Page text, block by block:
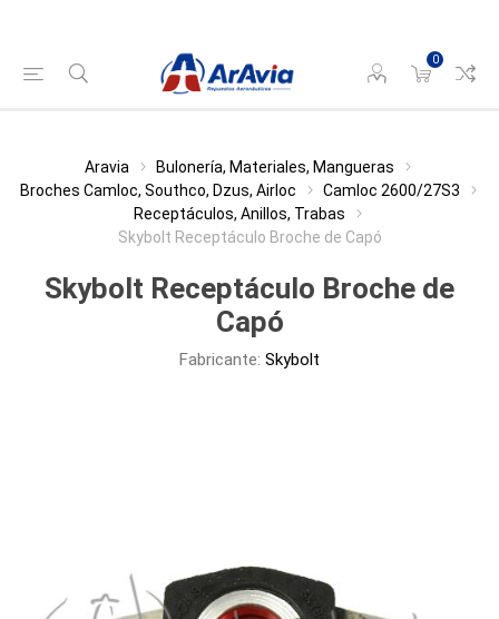
0
Aravia
Bulonería, Materiales, Mangueras
Broches Camloc, Southco, Dzus, Airloc
Camloc 2600/27S3
Receptáculos, Anillos, Trabas
Skybolt Receptáculo Broche de Capó
Skybolt Receptáculo Broche de
Capó
Fabricante: Skybolt